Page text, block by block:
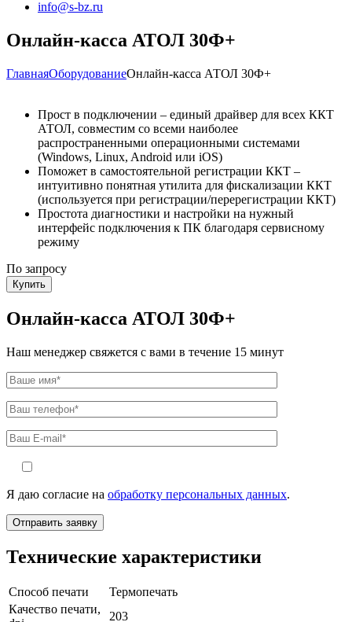
info@s-bz.ru
Онлайн-касса АТОЛ 30Ф+
ГлавнаяОборудованиеОнлайн-касса АТОЛ 30Ф+
Прост в подключении – единый драйвер для всех ККТ
АТОЛ, совместим со всеми наиболее
распространенными операционными системами
(Windows, Linux, Android или iOS)
Поможет в самостоятельной регистрации ККТ –
интуитивно понятная утилита для фискализации ККТ
(используется при регистрации/перерегистрации ККТ)
Простота диагностики и настройки на нужный
интерфейс подключения к ПК благодаря сервисному
режиму
По запросу
Купить
Онлайн-касса АТОЛ 30Ф+
Наш менеджер свяжется с вами в течение 15 минут
Я даю согласие на обработку персональных данных.
Технические характеристики
Способ печати
Термопечать
Качество печати,
203